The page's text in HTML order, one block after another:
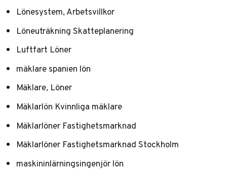
Lönesystem, Arbetsvillkor
Löneuträkning Skatteplanering
Luftfart Löner
mäklare spanien lön
Mäklare, Löner
Mäklarlön Kvinnliga mäklare
Mäklarlöner Fastighetsmarknad
Mäklarlöner Fastighetsmarknad Stockholm
maskininlärningsingenjör lön